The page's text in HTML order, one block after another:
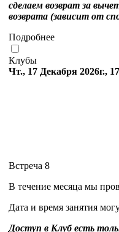
сделаем возврат за
возврата (зависит от
Подробнее
Клубы
Чт., 17 Декабря 2026г.,
Встреча 8
В течение месяца мы
Дата и время занятия
Доступ в Клуб есть